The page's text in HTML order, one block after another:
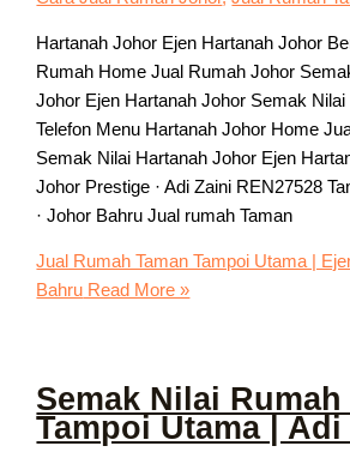
Hartanah Johor Ejen Hartanah Johor
Rumah Home Jual Rumah Johor
Johor Ejen Hartanah Johor Semak
Telefon Menu Hartanah Johor Home
Semak Nilai Hartanah Johor Ejen
Johor Prestige · Adi Zaini REN27528
· Johor Bahru Jual rumah Taman
Jual Rumah Taman Tampoi Utama |
Bahru Read More »
Semak Nilai Rumah
Tampoi Utama |